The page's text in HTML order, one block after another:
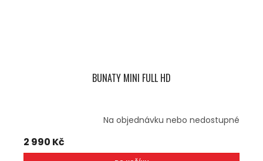
BUNATY MINI FULL HD
Na objednávku nebo nedostupné
2 990 Kč